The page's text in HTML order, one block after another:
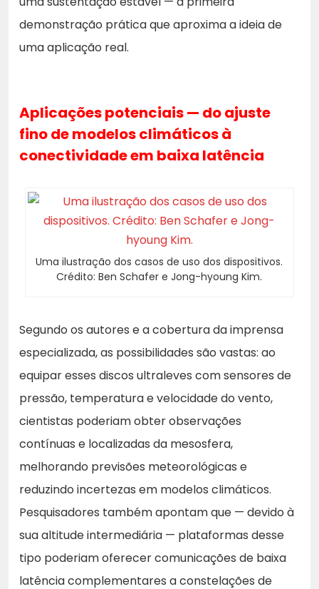
demonstração prática que aproxima a ideia de
uma aplicação real.
Aplicações potenciais — do ajuste
fino de modelos climáticos à
conectividade em baixa latência
Uma ilustração dos casos de uso dos dispositivos.
Crédito: Ben Schafer e Jong-hyoung Kim.
Segundo os autores e a cobertura da imprensa
especializada, as possibilidades são vastas: ao
equipar esses discos ultraleves com sensores de
pressão, temperatura e velocidade do vento,
cientistas poderiam obter observações
contínuas e localizadas da mesosfera,
melhorando previsões meteorológicas e
reduzindo incertezas em modelos climáticos.
Pesquisadores também apontam que — devido à
sua altitude intermediária — plataformas desse
tipo poderiam oferecer comunicações de baixa
latência complementares a constelações de